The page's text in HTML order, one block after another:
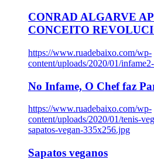
CONRAD ALGARVE
CONCEITO
https://www.ruadebaixo.com/wp-
content/uploads/2020/01/
No Infame, O Chef faz
https://www.ruadebaixo.com/wp-
content/uploads/2020/01/tenis-
sapatos-vegan-335x256.jpg
Sapatos veganos